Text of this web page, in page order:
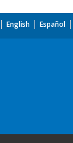
English Español